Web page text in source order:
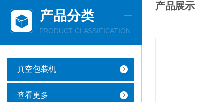
产品分类
PRODUCT CLASSIFICATION
真空包装机
查看更多
产品展示